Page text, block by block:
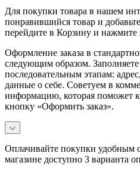
Для покупки товара в нашем
понравившийся товар и
перейдите в Корзину и нажмите
Оформление заказа в
следующим образом.
последовательным этапам:
данные о себе. Советуем в
информацию, которая поможет
кнопку «Оформить заказ».
Оплачивайте покупки удобным
магазине доступно 3 варианта